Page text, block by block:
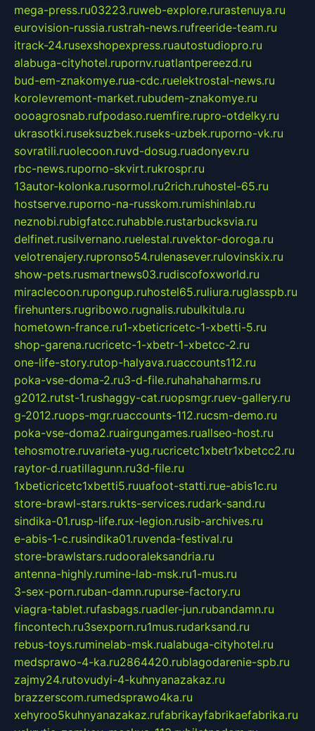
mega-press.ru03223.ruweb-explore.rurastenuya.ru
eurovision-russia.rustrah-news.rufreeride-team.ru
itrack-24.rusexshopexpress.ruautostudiopro.ru
alabuga-cityhotel.rupornv.ruatlantpereezd.ru
bud-em-znakomye.rua-cdc.ruelektrostal-news.ru
korolevremont-market.rubudem-znakomye.ru
oooagrosnab.rufpodaso.ruemfire.rupro-otdelky.ru
ukrasotki.ruseksuzbek.ruseks-uzbek.ruporno-vk.ru
sovratili.ruolecoon.ruvd-dosug.ruadonyev.ru
rbc-news.ruporno-skvirt.rukrospr.ru
13autor-kolonka.rusormol.ru2rich.ruhostel-65.ru
hostserve.ruporno-na-russkom.rumishinlab.ru
neznobi.rubigfatcc.ruhabble.rustarbucksvia.ru
delfinet.rusilvernano.ruelestal.ruvektor-doroga.ru
velotrenajery.rupronso54.rulenasever.rulovinskix.ru
show-pets.rusmartnews03.rudiscofoxworld.ru
miraclecoon.rupongup.ruhostel65.ruliura.ruglasspb.ru
firehunters.rugribowo.rugnalis.rubulkitula.ru
hometown-france.ru1-xbeticricetc-1-xbetti-5.ru
shop-garena.rucricetc-1-xbetr-1-xbetcc-2.ru
one-life-story.rutop-halyava.ruaccounts112.ru
poka-vse-doma-2.ru3-d-file.ruhahahaharms.ru
g2012.rutst-1.rushaggy-cat.ruopsmgr.ruev-gallery.ru
g-2012.ruops-mgr.ruaccounts-112.rucsm-demo.ru
poka-vse-doma2.ruairgungames.ruallseo-host.ru
tehosmotre.ruvarieta-yug.rucricetc1xbetr1xbetcc2.ru
raytor-d.ruatillagunn.ru3d-file.ru
1xbeticricetc1xbetti5.ruuafoot-statti.rue-abis1c.ru
store-brawl-stars.rukts-services.rudark-sand.ru
sindika-01.rusp-life.rux-legion.rusib-archives.ru
e-abis-1-c.rusindika01.ruvenda-festival.ru
store-brawlstars.rudooraleksandria.ru
antenna-highly.rumine-lab-msk.ru1-mus.ru
3-sex-porn.ruban-damn.rupurse-factory.ru
viagra-tablet.rufasbags.ruadler-jun.rubandamn.ru
fincontech.ru3sexporn.ru1mus.rudarksand.ru
rebus-toys.ruminelab-msk.rualabuga-cityhotel.ru
medsprawo-4-ka.ru2864420.rublagodarenie-spb.ru
zajmy24.rutovudyi-4-kuhnyanazakaz.ru
brazzerscom.rumedsprawo4ka.ru
xehyroo5kuhnyanazakaz.rufabrikayfabrikaefabrika.ru